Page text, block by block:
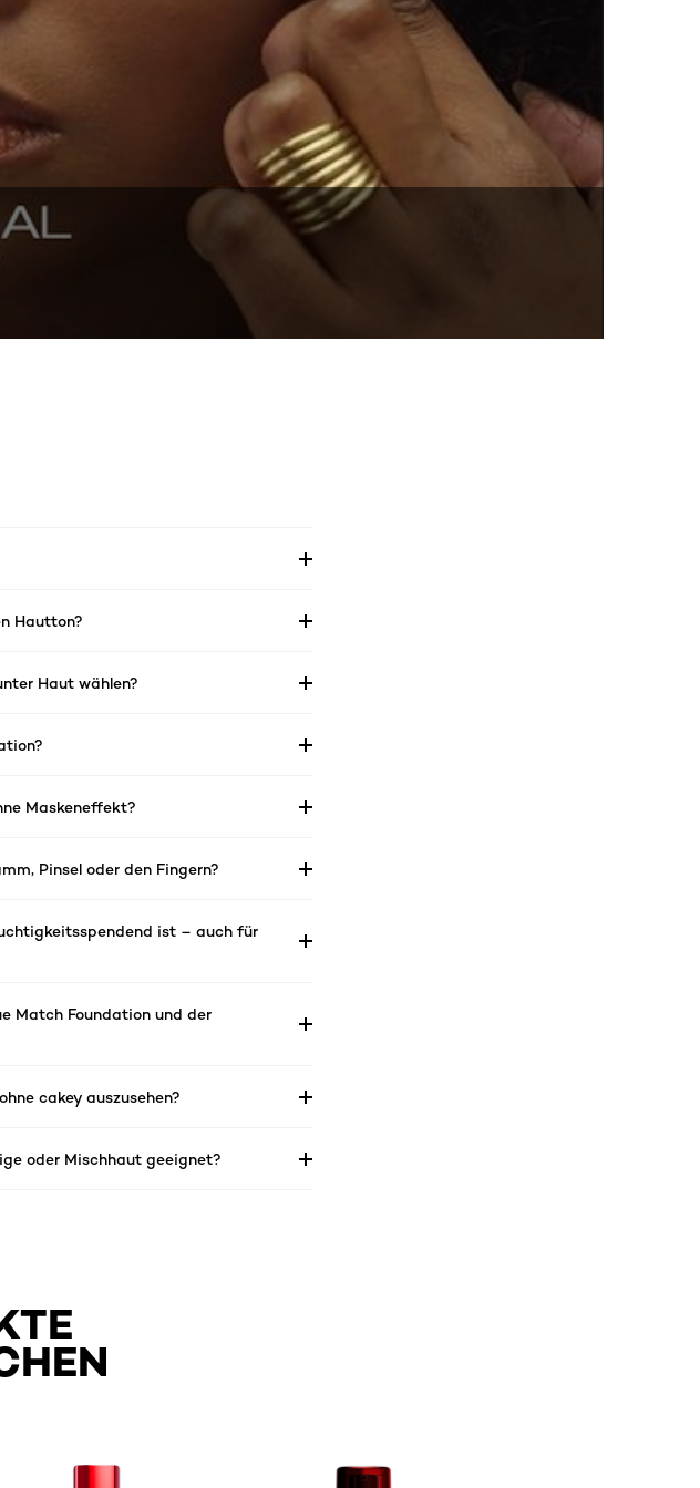
Hautton?
Haut wählen?
Maskeneffekt?
Pinsel oder den Fingern?
ist – auch für
Match Foundation und der
cakey auszusehen?
oder Mischhaut geeignet?